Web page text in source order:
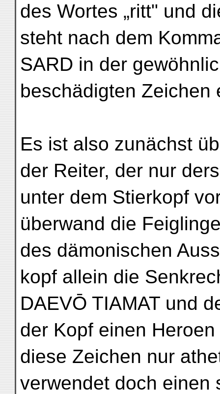
des Wortes „ritt" und
steht nach dem
SARD in der
beschädigten Zeichen
Es ist also zunächst
der Reiter, der nur
unter dem Stierkopf
überwand die
des dämonischen
kopf allein die
DAEVŌ TIAMAT und
der Kopf einen
diese Zeichen nur
verwendet doch einen